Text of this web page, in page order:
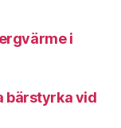
i
bärstyrka vid